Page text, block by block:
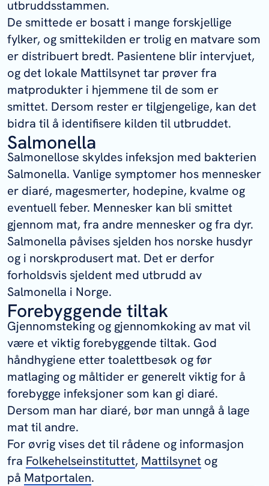
utbruddsstammen.
De smittede er bosatt i mange forskjellige
fylker, og smittekilden er trolig en matvare som
er distribuert bredt. Pasientene blir intervjuet,
og det lokale Mattilsynet tar prøver fra
matprodukter i hjemmene til de som er
smittet. Dersom rester er tilgjengelige, kan det
bidra til å identifisere kilden til utbruddet.
Salmonella
Salmonellose skyldes infeksjon med bakterien
Salmonella. Vanlige symptomer hos mennesker
er diaré, magesmerter, hodepine, kvalme og
eventuell feber. Mennesker kan bli smittet
gjennom mat, fra andre mennesker og fra dyr.
Salmonella påvises sjelden hos norske husdyr
og i norskprodusert mat. Det er derfor
forholdsvis sjeldent med utbrudd av
Salmonella i Norge.
Forebyggende tiltak
Gjennomsteking og gjennomkoking av mat vil
være et viktig forebyggende tiltak. God
håndhygiene etter toalettbesøk og før
matlaging og måltider er generelt viktig for å
forebygge infeksjoner som kan gi diaré.
Dersom man har diaré, bør man unngå å lage
mat til andre.
For øvrig vises det til rådene og informasjon
fra Folkehelseinstituttet, Mattilsynet og
på Matportalen.